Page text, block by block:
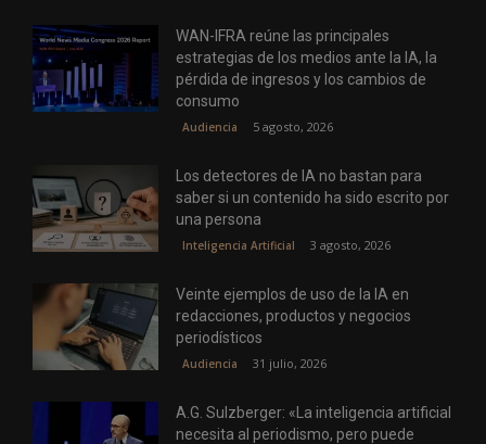
WAN-IFRA reúne las principales
estrategias de los medios ante la IA, la
pérdida de ingresos y los cambios de
consumo
Audiencia 5 agosto, 2026
Los detectores de IA no bastan para
saber si un contenido ha sido escrito por
una persona
Inteligencia Artificial 3 agosto, 2026
Veinte ejemplos de uso de la IA en
redacciones, productos y negocios
periodísticos
Audiencia 31 julio, 2026
A.G. Sulzberger: «La inteligencia artificial
necesita al periodismo, pero puede